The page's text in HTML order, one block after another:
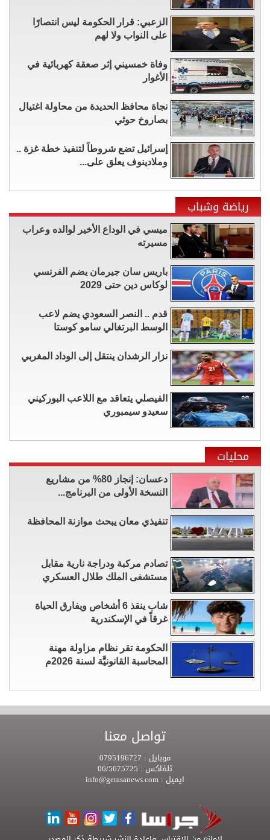
الزعبي: قرار الحكومة ليس انتصارًا
على النواب ولا لهم
وفاة خمسيني إثر صعقة كهربائية في
الأغوار
نجاة محافظ الحديدة من محاولة اغتيال
بصاروخ حوثي
إسرائيل تضع شروطاً لتنفيذ خطة غزة ..
وملادينوف يعلق على...
رياضة وشباب
ميسي في الوداع الأخير لوالده وعراب
مسيرته
باريس سان جيرمان يضم الفرنسي
لوكاس دين حتى 2029
قدم .. النصر السعودي يضم لاعب
الوسط البرتغالي سامو كوستا
نزار الرشدان ينتقل إلى الوداد المغربي
الفيصلي يتعاقد مع اللاعب البوركيني
سعيدو سيمبوري
محليات
دعسان: إنجاز 80% من مشاريع
النسخة الأولى من البرنامج...
تنفيذي معان يبحث موازنة المحافظة
تصادم مركبة ودراجة نارية مقابل
مستشفى الملك طلال العسكري
شاب ينقذ 6 أشخاص ويفارق الحياة
غرقاً في الإسكندرية
الحكومة تقر نظام مزاولة مهنة
المحاسبة القانونيَّة لسنة 2026م
تواصل معنا
موبايل :
تلفاكس :
ايميل :